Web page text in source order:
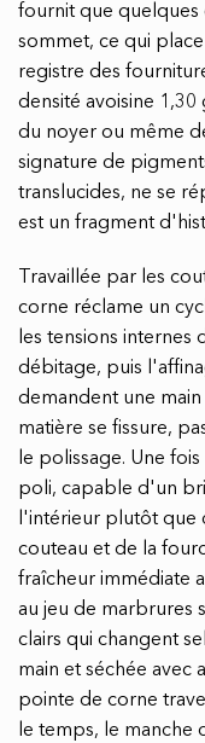
fournit que quelques
sommet, ce qui
registre des
densité avoisine
du noyer ou même
signature de
translucides, ne se
est un fragment
Travaillée par les
corne réclame un
les tensions internes
débitage, puis
demandent une
matière se fissure,
le polissage. Une
poli, capable d'un
l'intérieur plutôt que
couteau et de la
fraîcheur immédiate
au jeu de marbrures
clairs qui changent
main et séchée avec
pointe de corne
le temps, le manche